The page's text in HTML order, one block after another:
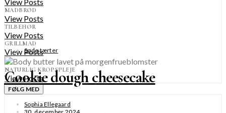
MADBRØD
View Posts
TILBEHØR
View Posts
GRILLMAD
View Posts
NATURLIG KROPSPLEJE
View Posts
FØLG MED
Søde tærter
Cookie dough cheesecake
Sophia Ellegaard